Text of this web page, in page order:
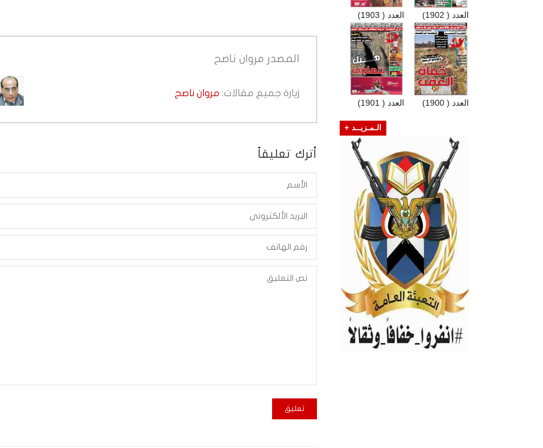
المصدر مروان ناصح
زيارة جميع مقالات: مروان ناصح
أترك تعليقاً
العدد ( 1903) العدد ( 1902)
العدد ( 1901) العدد ( 1900)
الـمـزيــد +